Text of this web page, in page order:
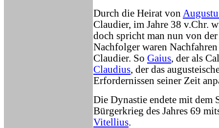
Durch die Heirat von
Claudier, im Jahre 38 v.Chr.
doch spricht man nun von
Nachfolger waren
Claudier. So Gaius, der als
Claudius, der das
Erfordernissen seiner Zeit
Die Dynastie endete mit dem
Bürgerkrieg des Jahres 69
Vitellius.